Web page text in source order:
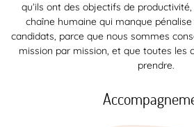
qu’ils ont des objectifs de
chaîne humaine qui manque pénalise
candidats, parce que nous sommes
mission par mission, et que toutes les
prendre.